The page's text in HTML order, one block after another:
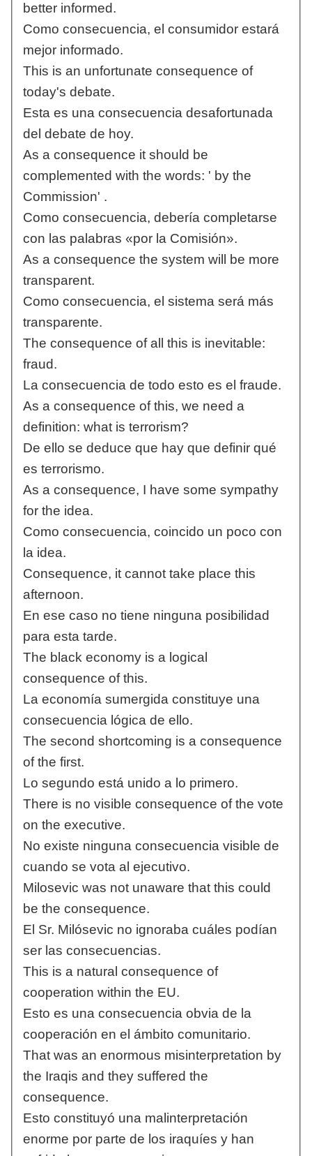
better informed.
Como consecuencia, el consumidor estará
mejor informado.
This is an unfortunate consequence of
today's debate.
Esta es una consecuencia desafortunada
del debate de hoy.
As a consequence it should be
complemented with the words: ' by the
Commission' .
Como consecuencia, debería completarse
con las palabras «por la Comisión».
As a consequence the system will be more
transparent.
Como consecuencia, el sistema será más
transparente.
The consequence of all this is inevitable:
fraud.
La consecuencia de todo esto es el fraude.
As a consequence of this, we need a
definition: what is terrorism?
De ello se deduce que hay que definir qué
es terrorismo.
As a consequence, I have some sympathy
for the idea.
Como consecuencia, coincido un poco con
la idea.
Consequence, it cannot take place this
afternoon.
En ese caso no tiene ninguna posibilidad
para esta tarde.
The black economy is a logical
consequence of this.
La economía sumergida constituye una
consecuencia lógica de ello.
The second shortcoming is a consequence
of the first.
Lo segundo está unido a lo primero.
There is no visible consequence of the vote
on the executive.
No existe ninguna consecuencia visible de
cuando se vota al ejecutivo.
Milosevic was not unaware that this could
be the consequence.
El Sr. Milósevic no ignoraba cuáles podían
ser las consecuencias.
This is a natural consequence of
cooperation within the EU.
Esto es una consecuencia obvia de la
cooperación en el ámbito comunitario.
That was an enormous misinterpretation by
the Iraqis and they suffered the
consequence.
Esto constituyó una malinterpretación
enorme por parte de los iraquíes y han